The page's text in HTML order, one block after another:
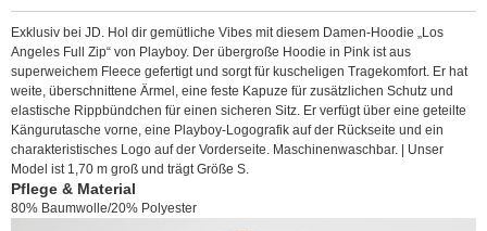
Exklusiv bei JD. Hol dir gemütliche Vibes mit diesem Damen-Hoodie „Los
Angeles Full Zip“ von Playboy. Der übergroße Hoodie in Pink ist aus
superweichem Fleece gefertigt und sorgt für kuscheligen Tragekomfort. Er hat
weite, überschnittene Ärmel, eine feste Kapuze für zusätzlichen Schutz und
elastische Rippbündchen für einen sicheren Sitz. Er verfügt über eine geteilte
Kängurutasche vorne, eine Playboy-Logografik auf der Rückseite und ein
charakteristisches Logo auf der Vorderseite. Maschinenwaschbar. | Unser
Model ist 1,70 m groß und trägt Größe S.
Pflege & Material
80% Baumwolle/20% Polyester